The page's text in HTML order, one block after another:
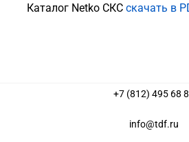
Каталог Netko СКС скачать в
+7 (812) 495 68
info@tdf.ru